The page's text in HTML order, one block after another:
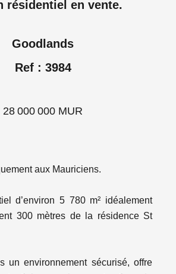
résidentiel en vente.
Goodlands
Ref : 3984
28 000 000 MUR
aux Mauriciens.
d’environ 5 780 m² idéalement
300 mètres de la résidence St
un environnement sécurisé, offre